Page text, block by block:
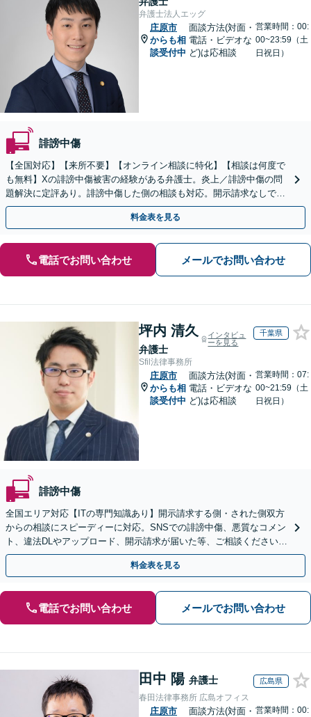
弁護士法人エッグ
庄原市
からも相
談受付中
面談方法(対面・
電話・ビデオな
ど)は応相談
営業時間：00:
00~23:59（土
日祝日）
誹謗中傷
【全国対応】【来所不要】【オンライン相談に特化】【相談は何度で
も無料】Xの誹謗中傷被害の経験がある弁護士。炎上／誹謗中傷の問
題解決に定評あり。誹謗中傷した側の相談も対応。開示請求なしで本
人の特定ができる場合もあり。
料金表を見る
電話でお問い合わせ メールでお問い合わせ
坪内 清久
弁護士
インタビュ
ーを見る
千葉県
Sfil法律事務所
庄原市
からも相
談受付中
面談方法(対面・
電話・ビデオな
ど)は応相談
営業時間：07:
00~21:59（土
日祝日）
誹謗中傷
全国エリア対応【ITの専門知識あり】開示請求する側・された側双方
からの相談にスピーディーに対応。SNSでの誹謗中傷、悪質なコメン
ト、違法DLやアップロード、開示請求が届いた等、ご相談ください
【WEB面談OK&解決実績豊富】【千葉中央駅4分】
料金表を見る
電話でお問い合わせ メールでお問い合わせ
田中 陽 弁護士 広島県
春田法律事務所 広島オフィス
庄原市
面談方法(対面・ 営業時間：00: